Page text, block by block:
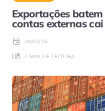
Exportações
contas externas
28/07/26
2 MIN DE LEITURA